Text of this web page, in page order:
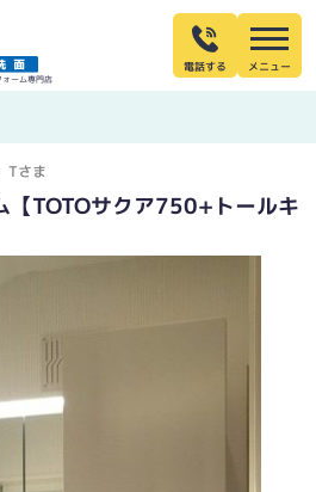
ォーム専門店
電話する
Tさま
【TOTOサクア750+トールキ